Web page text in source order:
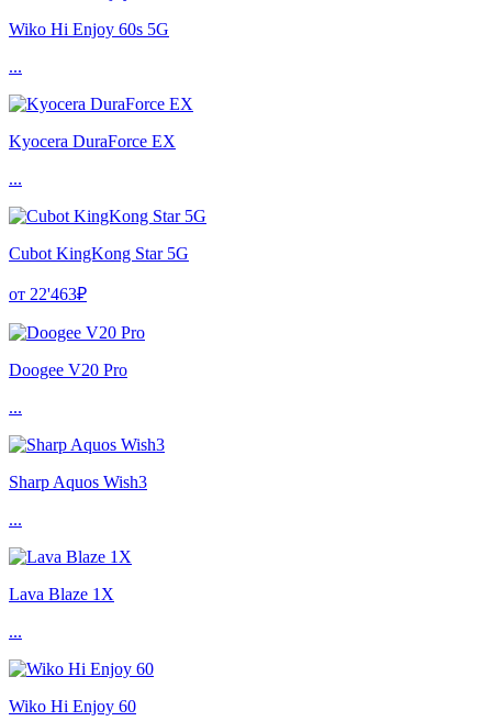
Wiko Hi Enjoy 60s 5G
...
Kyocera DuraForce EX
...
Cubot KingKong Star 5G
от 22'463₽
Doogee V20 Pro
...
Sharp Aquos Wish3
...
Lava Blaze 1X
...
Wiko Hi Enjoy 60